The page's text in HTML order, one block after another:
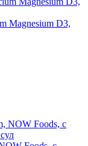
Magnesium D3,